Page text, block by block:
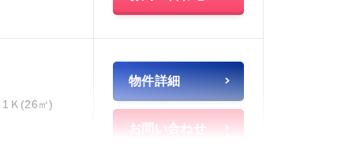
1Ｋ(26㎡)
物件詳細
お問い合わせ